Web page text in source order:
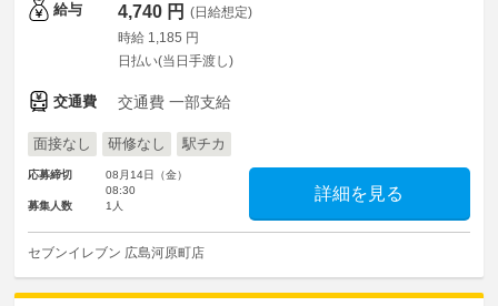
給与 4,740 円 (日給想定)
時給 1,185 円
日払い(当日手渡し)
交通費 交通費 一部支給
面接なし 研修なし 駅チカ
応募締切
08月14日（金）
08:30
募集人数
1人
詳細を見る
セブンイレブン 広島河原町店